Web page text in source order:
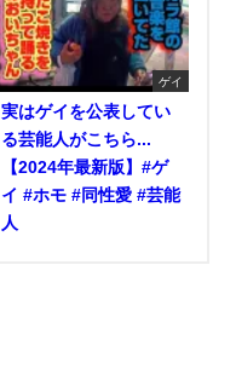
ゲイ
実はゲイを公表してい
る芸能人がこちら...
【2024年最新版】#ゲ
イ #ホモ #同性愛 #芸能
人